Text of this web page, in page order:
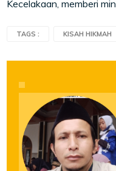
Kecelakaan, memberi
TAGS : KISAH HIKMAH